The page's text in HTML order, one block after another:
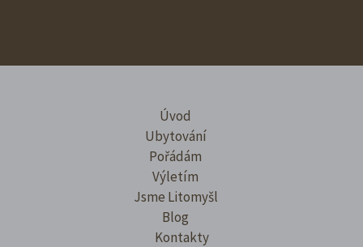
Úvod
Ubytování
Pořádám
Výletím
Jsme Litomyšl
Blog
Kontakty